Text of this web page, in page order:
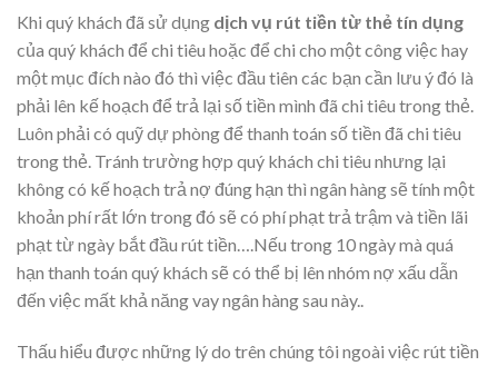
Khi quý khách đã sử dụng dịch vụ rút tiền từ thẻ tín dụng
của quý khách để chi tiêu hoặc để chi cho một công việc hay
một mục đích nào đó thì việc đầu tiên các bạn cần lưu ý đó là
phải lên kế hoạch để trả lại số tiền mình đã chi tiêu trong thẻ.
Luôn phải có quỹ dự phòng để thanh toán số tiền đã chi tiêu
trong thẻ. Tránh trường hợp quý khách chi tiêu nhưng lại
không có kế hoạch trả nợ đúng hạn thì ngân hàng sẽ tính một
khoản phí rất lớn trong đó sẽ có phí phạt trả trậm và tiền lãi
phạt từ ngày bắt đầu rút tiền….Nếu trong 10 ngày mà quá
hạn thanh toán quý khách sẽ có thể bị lên nhóm nợ xấu dẫn
đến việc mất khả năng vay ngân hàng sau này..
Thấu hiểu được những lý do trên chúng tôi ngoài việc rút tiền